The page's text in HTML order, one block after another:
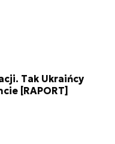
Tak Ukraińcy
[RAPORT]